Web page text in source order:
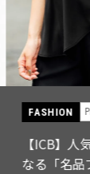
FASHION PR
【ICB】人
なる「名品